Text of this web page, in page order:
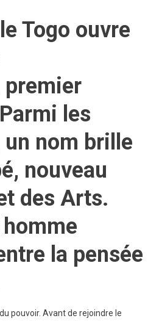
Togo ouvre
premier
les
nom brille
, nouveau
des Arts.
la pensée
pouvoir. Avant de rejoindre le